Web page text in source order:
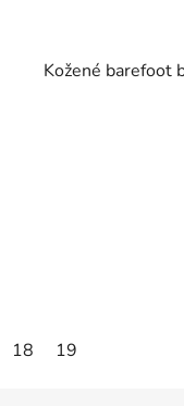
Kožené barefoot
18 19